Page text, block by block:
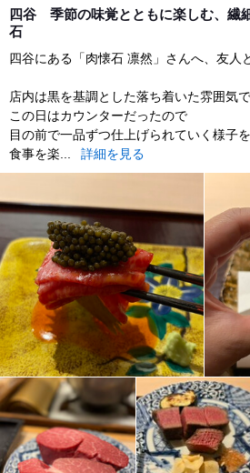
四谷 季節の味覚とともに楽しむ、繊
石
四谷にある「肉懐石 凛然」さんへ、友人と
店内は黒を基調とした落ち着いた雰囲気で
この日はカウンターだったので
目の前で一品ずつ仕上げられていく様子
食事を楽...
詳細を見る